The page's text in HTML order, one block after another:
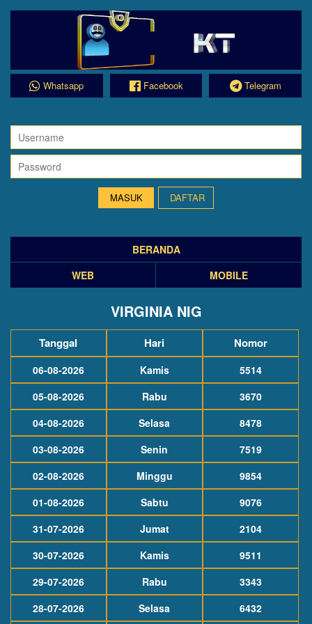
Whatsapp Facebook Telegram
DAFTAR
BERANDA
WEB
MOBILE
VIRGINIA NIG
Tanggal Hari Nomor
06-08-2026 Kamis
5514
05-08-2026
Rabu
3670
04-08-2026
Selasa
8478
03-08-2026
Senin
7519
02-08-2026
Minggu
9854
01-08-2026
Sabtu
9076
31-07-2026
Jumat
2104
30-07-2026
Kamis
9511
29-07-2026
Rabu
3343
28-07-2026
Selasa 6432